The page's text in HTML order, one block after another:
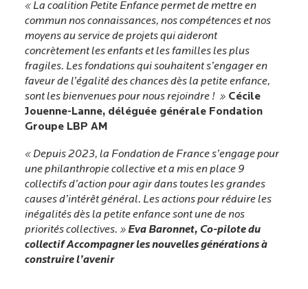
« La coalition Petite Enfance permet de mettre en
commun nos connaissances, nos compétences et nos
moyens au service de projets qui aideront
concrètement les enfants et les familles les plus
fragiles. Les fondations qui souhaitent s’engager en
faveur de l’égalité des chances dès la petite enfance,
sont les bienvenues pour nous rejoindre ! » Cécile
Jouenne-Lanne, déléguée générale Fondation
Groupe LBP AM
« Depuis 2023, la Fondation de France s’engage pour
une philanthropie collective et a mis en place 9
collectifs d’action pour agir dans toutes les grandes
causes d’intérêt général. Les actions pour réduire les
inégalités dès la petite enfance sont une de nos
priorités collectives. »Eva Baronnet, Co-pilote du
collectif Accompagner les nouvelles générations à
construire l’avenir